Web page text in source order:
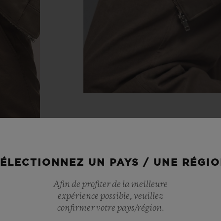
UN PAYS / UNE
Afin de profiter de la meilleure
expérience possible, veuillez
confirmer votre pays/région.